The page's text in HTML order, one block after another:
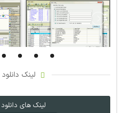
لینک دانلود
لینک های دانلود